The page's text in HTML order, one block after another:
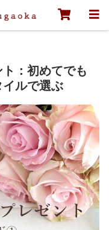
：初めてでも
ルで選ぶ